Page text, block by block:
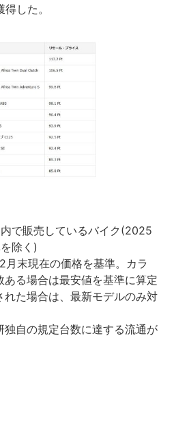
した。
で販売しているバイク(2025
除く)
末現在の価格を基準。カラ
る場合は最安値を基準に算定
れた場合は、最新モデルのみ対
自の規定台数に達する流通が